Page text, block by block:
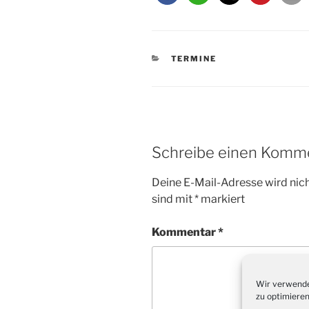
Wir
zu
KATEGORIEN
TERMINE
Schreibe einen
Deine E-Mail-Adresse wird
sind mit* markiert
Kommentar*